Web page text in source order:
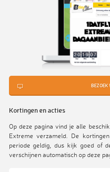
BEZOEK
Kortingen en acties
Op deze pagina vind je alle
Extreme verzameld. De
periode geldig, dus kijk goed of
verschijnen automatisch op deze